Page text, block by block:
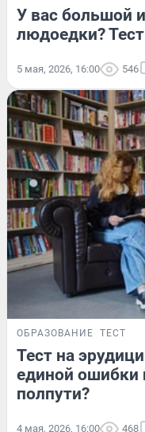
У вас большой
людоедки?
5 мая, 2026, 16:00 546
ОБРАЗОВАНИЕ ТЕСТ
Тест на
единой ошибки
полпути?
4 мая, 2026, 16:00 468